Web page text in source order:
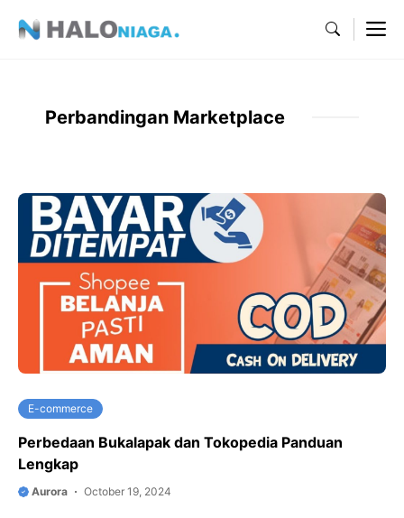
Perbandingan Marketplace
E-commerce
Perbedaan Bukalapak dan Tokopedia Panduan
Lengkap
Aurora October 19, 2024